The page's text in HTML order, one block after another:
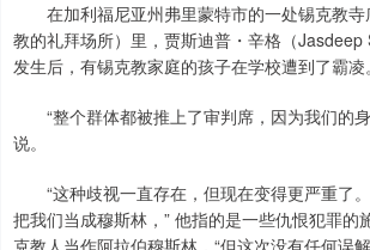
在加利福尼亚州弗里蒙特市的一处锡克教寺
教的礼拜场所）里，贾斯迪普・辛格（Jasdeep
发生后，有锡克教家庭的孩子在学校遭到了霸凌。
“整个群体都被推上了审判席，因为我们的
说。
“这种歧视一直存在，但现在变得更严重了。
把我们当成穆斯林，” 他指的是一些仇恨犯罪的